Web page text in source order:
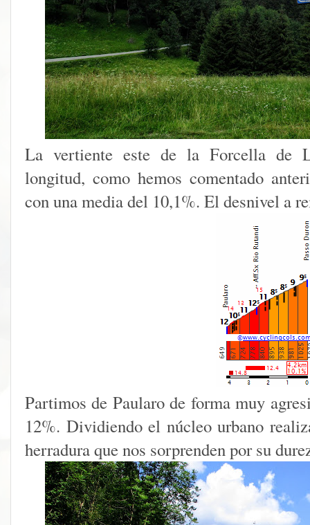
La vertiente este de la Forcella de
longitud, como hemos comentado
con una media del 10,1%. El desnivel a
Partimos de Paularo de forma muy
12%. Dividiendo el núcleo urbano
herradura que nos sorprenden por su